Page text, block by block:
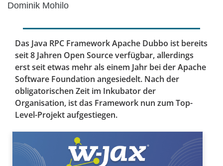
Dominik Mohilo
Das Java RPC Framework Apache Dubbo ist bereits
seit 8 Jahren Open Source verfügbar, allerdings
erst seit etwas mehr als einem Jahr bei der Apache
Software Foundation angesiedelt. Nach der
obligatorischen Zeit im Inkubator der
Organisation, ist das Framework nun zum Top-
Level-Projekt aufgestiegen.